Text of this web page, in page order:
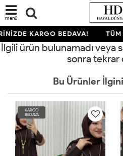
menü
KARGO BEDAVA! TÜM
İlgili ürün bulunamadı veya
sonra tekrar
Bu Ürünler
KARGO
BEDAVA